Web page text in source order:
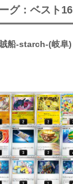
グ：ベスト16
船-starch-(岐阜)